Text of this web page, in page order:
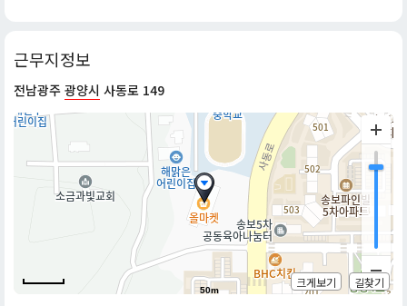
근무지정보
전남광주 광양시 사동로 149
50m
크게보기 길찾기